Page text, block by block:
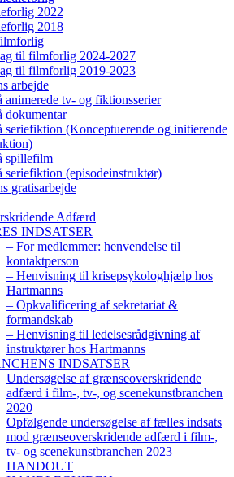
2022
2018
til filmforlig 2024-2027
til filmforlig 2019-2023
arbejde
tv- og fiktionsserier
(Konceptuerende og initierende
spillefilm
(episodeinstruktør)
gratisarbejde
Adfærd
INDSATSER
– For medlemmer: henvendelse til
kontaktperson
– Henvisning til krisepsykologhjælp hos
Hartmanns
– Opkvalificering af sekretariat &
formandskab
– Henvisning til ledelsesrådgivning af
instruktører hos Hartmanns
INDSATSER
Undersøgelse af grænseoverskridende
adfærd i film-, tv-, og scenekunstbranchen
2020
Opfølgende undersøgelse af fælles indsats
mod grænseoverskridende adfærd i film-,
tv- og scenekunstbranchen 2023
HANDOUT